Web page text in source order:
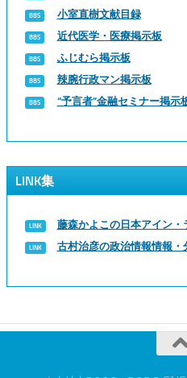
小室直樹文献目録
近代医学・医療掲示板
ふじむら掲示板
辣腕行政マン掲示板
“予言者”金融セミナー掲示
LINK集
藤森かよこの日本アイン・
古村治彦の政治情報情報・